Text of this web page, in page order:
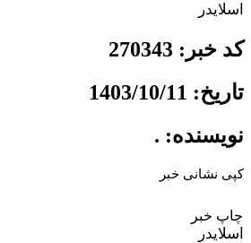
اسلایدر
کد خبر: 270343
تاریخ: 1403/10/11
نویسنده: .
کپی نشانی خبر
چاپ خبر
اسلایدر